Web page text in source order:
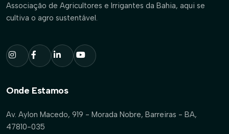
Associação de Agricultores e Irrigantes da Bahia, aqui se
cultiva o agro sustentável.
Onde Estamos
Av. Aylon Macedo, 919 - Morada Nobre, Barreiras - BA,
47810-035